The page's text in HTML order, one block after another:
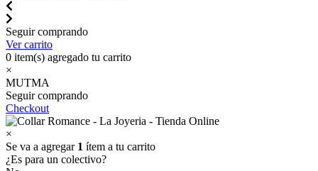
Seguir comprando
Ver carrito
0 item(s) agregado tu carrito
×
MUTMA
Seguir comprando
Checkout
×
Se va a agregar 1 ítem a tu carrito
¿Es para un colectivo?